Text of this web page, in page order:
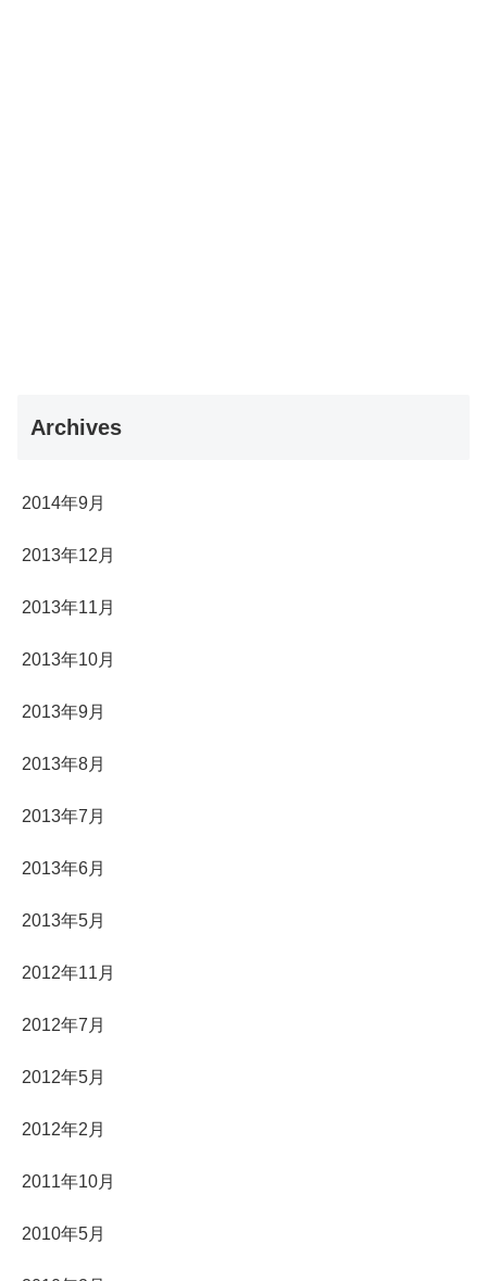
Archives
2014年9月
2013年12月
2013年11月
2013年10月
2013年9月
2013年8月
2013年7月
2013年6月
2013年5月
2012年11月
2012年7月
2012年5月
2012年2月
2011年10月
2010年5月